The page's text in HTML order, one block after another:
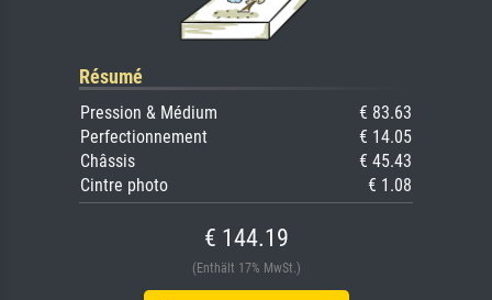
Résumé
Pression & Médium
€ 83.63
Perfectionnement
€ 14.05
Châssis
€ 45.43
Cintre photo
€ 1.08
€ 144.19
(Enthält 17% MwSt.)